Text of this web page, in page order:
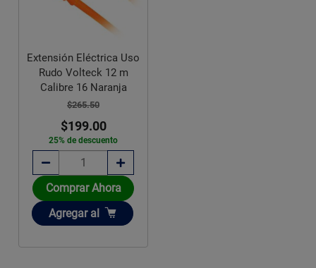
Extensión Eléctrica Uso
Rudo Volteck 12 m
Calibre 16 Naranja
$265.50
$199.00
25% de descuento
Comprar Ahora
Añadir
Agregar al